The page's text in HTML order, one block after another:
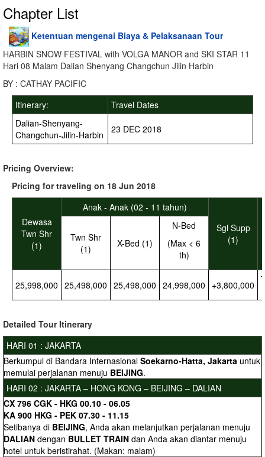
Chapter List
Ketentuan mengenai Biaya & Pelaksanaan Tour
HARBIN SNOW FESTIVAL with VOLGA MANOR and SKI STAR 11
Hari 08 Malam Dalian Shenyang Changchun Jilin Harbin
BY : CATHAY PACIFIC
Itinerary:
Travel Dates
Dalian-Shenyang-
Changchun-Jilin-Harbin
23 DEC 2018
Pricing Overview:
Pricing for traveling on 18 Jun 2018
Dewasa
Twn Shr
(1)
Anak - Anak (02 - 11 tahun)
Sgl Supp
(1)
Twn Shr
(1)
X-Bed (1)
N-Bed
(Max < 6
th)
25,998,000 25,498,000 25,498,000 24,998,000 +3,800,000
Detailed Tour Itinerary
HARI 01 : JAKARTA
Berkumpul di Bandara Internasional Soekarno-Hatta, Jakarta untuk
memulai perjalanan menuju BEIJING.
HARI 02 : JAKARTA – HONG KONG – BEIJING – DALIAN
CX 796 CGK - HKG 00.10 - 06.05
KA 900 HKG - PEK 07.30 - 11.15
Setibanya di BEIJING, Anda akan melanjutkan perjalanan menuju
DALIAN dengan BULLET TRAIN dan Anda akan diantar menuju
hotel untuk beristirahat. (Makan: malam)